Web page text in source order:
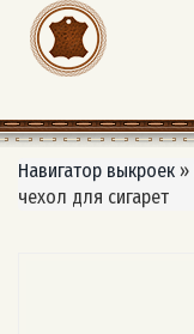
Навигатор выкроек »
чехол для сигарет